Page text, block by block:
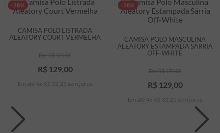
-28%
CAMISA POLO LISTRADA
ALEATORY COURT VERMELHA
R$179,00
R$ 129,00
Em até 4 x R$ 32 25 sem juros
-28%
CAMISA POLO MASCULINA
ALEATORY ESTAMPADA SÁRRIA
OFF-WHITE
R$179,00
R$ 129,00
Em até 4 x R$ 32 25 sem juros